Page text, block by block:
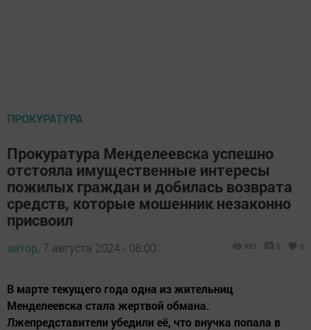
ПРОКУРАТУРА
Прокуратура Менделеевска успешно
отстояла имущественные интересы
пожилых граждан и добилась возврата
средств, которые мошенник незаконно
присвоил
автор, 7 августа 2024 - 08:00 965 0 0
В марте текущего года одна из жительниц
Менделеевска стала жертвой обмана.
Лжепредставители убедили её, что внучка попала в